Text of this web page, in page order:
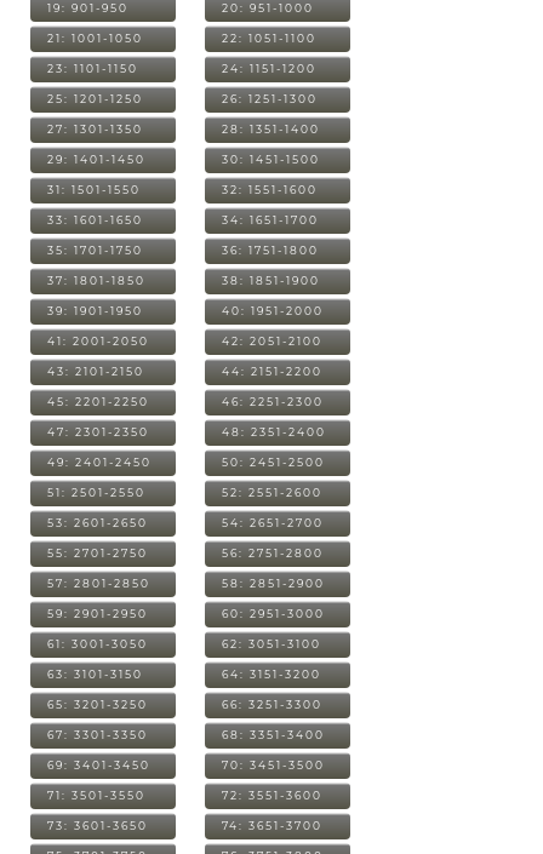
19: 901-950 20: 951-1000
21: 1001-1050 22: 1051-1100
23: 1101-1150 24: 1151-1200
25: 1201-1250 26: 1251-1300
27: 1301-1350 28: 1351-1400
29: 1401-1450 30: 1451-1500
31: 1501-1550 32: 1551-1600
33: 1601-1650 34: 1651-1700
35: 1701-1750 36: 1751-1800
37: 1801-1850 38: 1851-1900
39: 1901-1950 40: 1951-2000
41: 2001-2050 42: 2051-2100
43: 2101-2150 44: 2151-2200
45: 2201-2250 46: 2251-2300
47: 2301-2350 48: 2351-2400
49: 2401-2450 50: 2451-2500
51: 2501-2550 52: 2551-2600
53: 2601-2650 54: 2651-2700
55: 2701-2750 56: 2751-2800
57: 2801-2850 58: 2851-2900
59: 2901-2950 60: 2951-3000
61: 3001-3050 62: 3051-3100
63: 3101-3150 64: 3151-3200
65: 3201-3250 66: 3251-3300
67: 3301-3350 68: 3351-3400
69: 3401-3450 70: 3451-3500
71: 3501-3550 72: 3551-3600
73: 3601-3650 74: 3651-3700